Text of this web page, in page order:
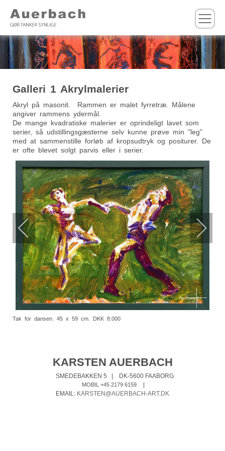
Galleri 1 Akrylmalerier
Akryl på masonit. Rammen er malet fyrretræ. Målene
angiver rammens ydermål.
De mange kvadratiske malerier er oprindeligt lavet som
serier, så udstillingsgæsterne selv kunne prøve min "leg"
med at sammenstille forløb af kropsudtryk og positurer. De
er ofte blevet solgt parvis eller i serier.
Tak for dansen. 45 x 59 cm. DKK 8.000
KARSTEN AUERBACH
SMEDEBAKKEN 5 | DK-5600 FAABORG
MOBIL +45 2179 6159
|
EMAIL: KARSTEN@AUERBACH-ART.DK